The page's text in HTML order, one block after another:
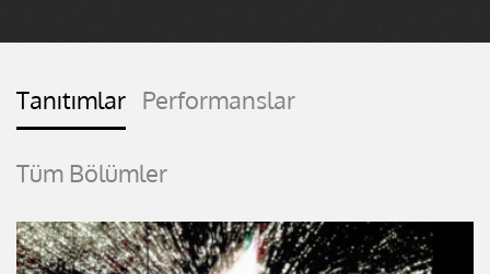
Tanıtımlar Performanslar
Tüm Bölümler